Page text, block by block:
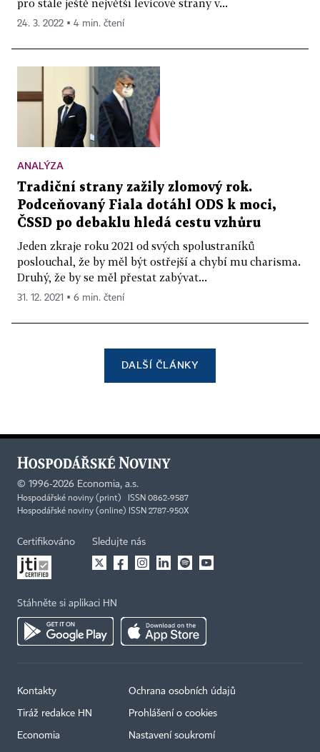
pro stále ještě největší levicové strany v...
24. 3. 2022 ▪ 4 min. čtení
ANALÝZA
Tradiční strany zažily zlomový rok.
Podceňovaný Fiala dotáhl ODS k moci,
ČSSD po debaklu hledá cestu vzhůru
Jeden zkraje roku 2021 od svých spolustraníků
poslouchal, že by měl být ostřejší a chybí mu charisma.
Druhý, že by se měl přestat zabývat...
31. 12. 2021 ▪ 6 min. čtení
DALŠÍ ČLÁNKY
© 1996-2026 Economia, a.s.
Hospodářské noviny (print) ISSN 0862-9587
Hospodářské noviny (online) ISSN 2787-950X
Certifikováno Sledujte nás
Stáhněte si aplikaci HN
Kontakty
Tiráž redakce HN
Economia
Ochrana osobních údajů
Prohlášení o cookies
Nastavení soukromí